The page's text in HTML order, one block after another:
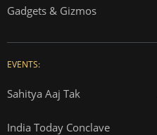
Gadgets & Gizmos
EVENTS:
Sahitya Aaj Tak
India Today Conclave